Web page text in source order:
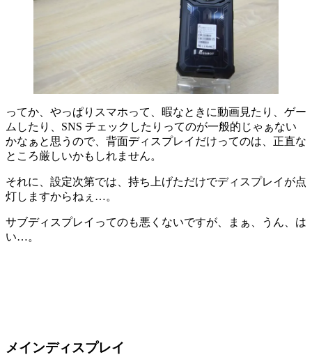
ってか、やっぱりスマホって、暇なときに動画見たり、ゲー
ムしたり、SNS チェックしたりってのが一般的じゃぁない
かなぁと思うので、背面ディスプレイだけってのは、正直な
ところ厳しいかもしれません。
それに、設定次第では、持ち上げただけでディスプレイが点
灯しますからねぇ…。
サブディスプレイってのも悪くないですが、まぁ、うん、は
い…。
メインディスプレイ